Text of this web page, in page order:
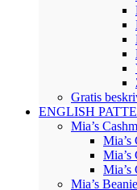
Gratis
ENGLISH
Mia’s
Mia’s
Mia’s
Mia’s
Mia’s